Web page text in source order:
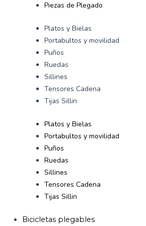
Piezas de Plegado
Platos y Bielas
Portabultos y movilidad
Puños
Ruedas
Sillines
Tensores Cadena
Tijas Sillin
Platos y Bielas
Portabultos y movilidad
Puños
Ruedas
Sillines
Tensores Cadena
Tijas Sillin
Bicicletas plegables